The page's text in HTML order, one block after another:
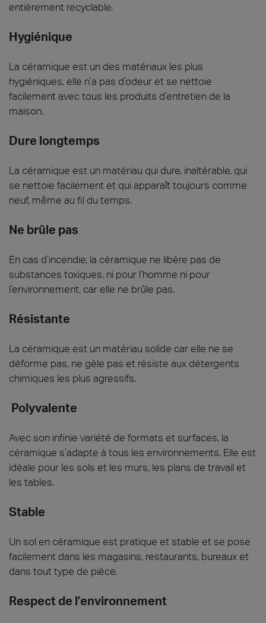
entièrement recyclable.
Hygiénique
La céramique est un des matériaux les plus
hygiéniques, elle n’a pas d’odeur et se nettoie
facilement avec tous les produits d’entretien de la
maison.
Dure longtemps
La céramique est un matériau qui dure, inaltérable, qui
se nettoie facilement et qui apparaît toujours comme
neuf, même au fil du temps.
Ne brûle pas
En cas d’incendie, la céramique ne libère pas de
substances toxiques, ni pour l’homme ni pour
l’environnement, car elle ne brûle pas.
Résistante
La céramique est un matériau solide car elle ne se
déforme pas, ne gèle pas et résiste aux détergents
chimiques les plus agressifs.
Polyvalente
Avec son infinie variété de formats et surfaces, la
céramique s’adapte à tous les environnements. Elle est
idéale pour les sols et les murs, les plans de travail et
les tables.
Stable
Un sol en céramique est pratique et stable et se pose
facilement dans les magasins, restaurants, bureaux et
dans tout type de pièce.
Respect de l’environnement